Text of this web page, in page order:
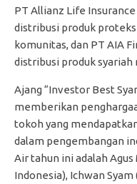
PT Allianz Life
distribusi produk
komunitas, dan PT AIA
distribusi produk syariah
Ajang “Investor Best
memberikan
tokoh yang
dalam pengembangan
Air tahun ini adalah
Indonesia), Ichwan